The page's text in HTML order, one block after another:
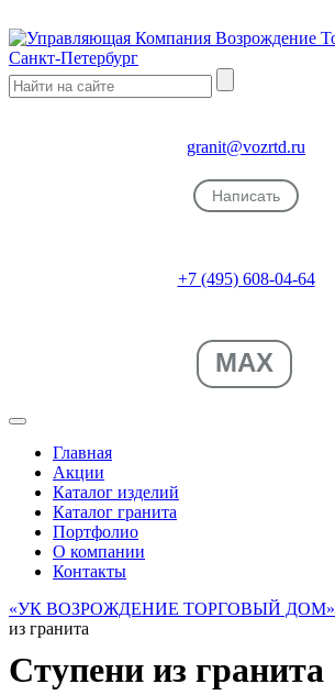
MAX
granit@vozrtd.ru
Написать
+7 (495) 608-04-64
Главная
Акции
Каталог изделий
Каталог гранита
Портфолио
О компании
Контакты
«УК ВОЗРОЖДЕНИЕ ТОРГОВЫЙ ДОМ»
из гранита
Ступени из гранита